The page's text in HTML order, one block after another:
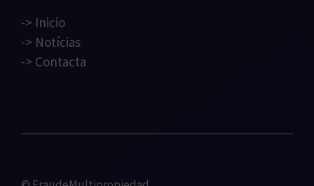
-> Inicio
-> Notícias
-> Contacta